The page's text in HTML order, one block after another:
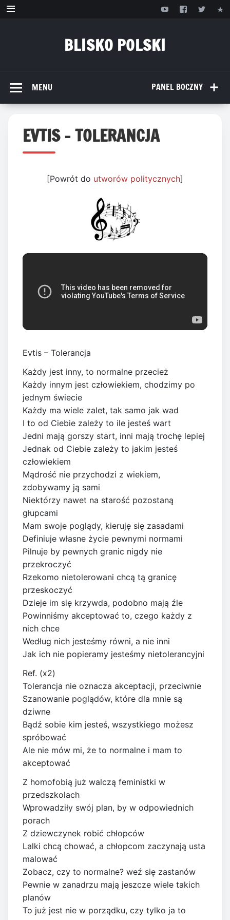
Przejdź
BLISKO POLSKI
PANEL BOCZNY
MENU
EVTIS – TOLERANCJA
[Powrót do utworów politycznych]
Evtis – Tolerancja
Każdy jest inny, to normalne przecież
Każdy innym jest człowiekiem, chodzimy po
jednym świecie
Każdy ma wiele zalet, tak samo jak wad
I to od Ciebie zależy to ile jesteś wart
Jedni mają gorszy start, inni mają trochę lepiej
Jednak od Ciebie zależy to jakim jesteś
człowiekiem
Mądrość nie przychodzi z wiekiem,
zdobywamy ją sami
Niektórzy nawet na starość pozostaną
głupcami
Mam swoje poglądy, kieruję się zasadami
Definiuje własne życie pewnymi normami
Pilnuje by pewnych granic nigdy nie
przekroczyć
Rzekomo nietolerowani chcą tą granicę
przeskoczyć
Dzieje im się krzywda, podobno mają źle
Powinniśmy akceptować to, czego każdy z
nich chce
Według nich jesteśmy równi, a nie inni
Jak ich nie popieramy jesteśmy nietolerancyjni
Ref. (x2)
Tolerancja nie oznacza akceptacji, przeciwnie
Szanowanie poglądów, które dla mnie są
dziwne
Bądź sobie kim jesteś, wszystkiego możesz
spróbować
Ale nie mów mi, że to normalne i mam to
akceptować
Z homofobią już walczą feministki w
przedszkolach
Wprowadziły swój plan, by w odpowiednich
porach
Z dziewczynek robić chłopców
Lalki chcą chować, a chłopcom zaczynają usta
malować
Zobacz, czy to normalne? weź się zastanów
Pewnie w zanadrzu mają jeszcze wiele takich
planów
To już jest nie w porządku, czy tylko ja to